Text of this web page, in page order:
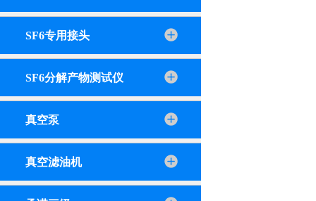
SF6专用接头
SF6分解产物测试仪
真空泵
真空滤油机